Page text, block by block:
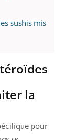
sushis mis
la
pour